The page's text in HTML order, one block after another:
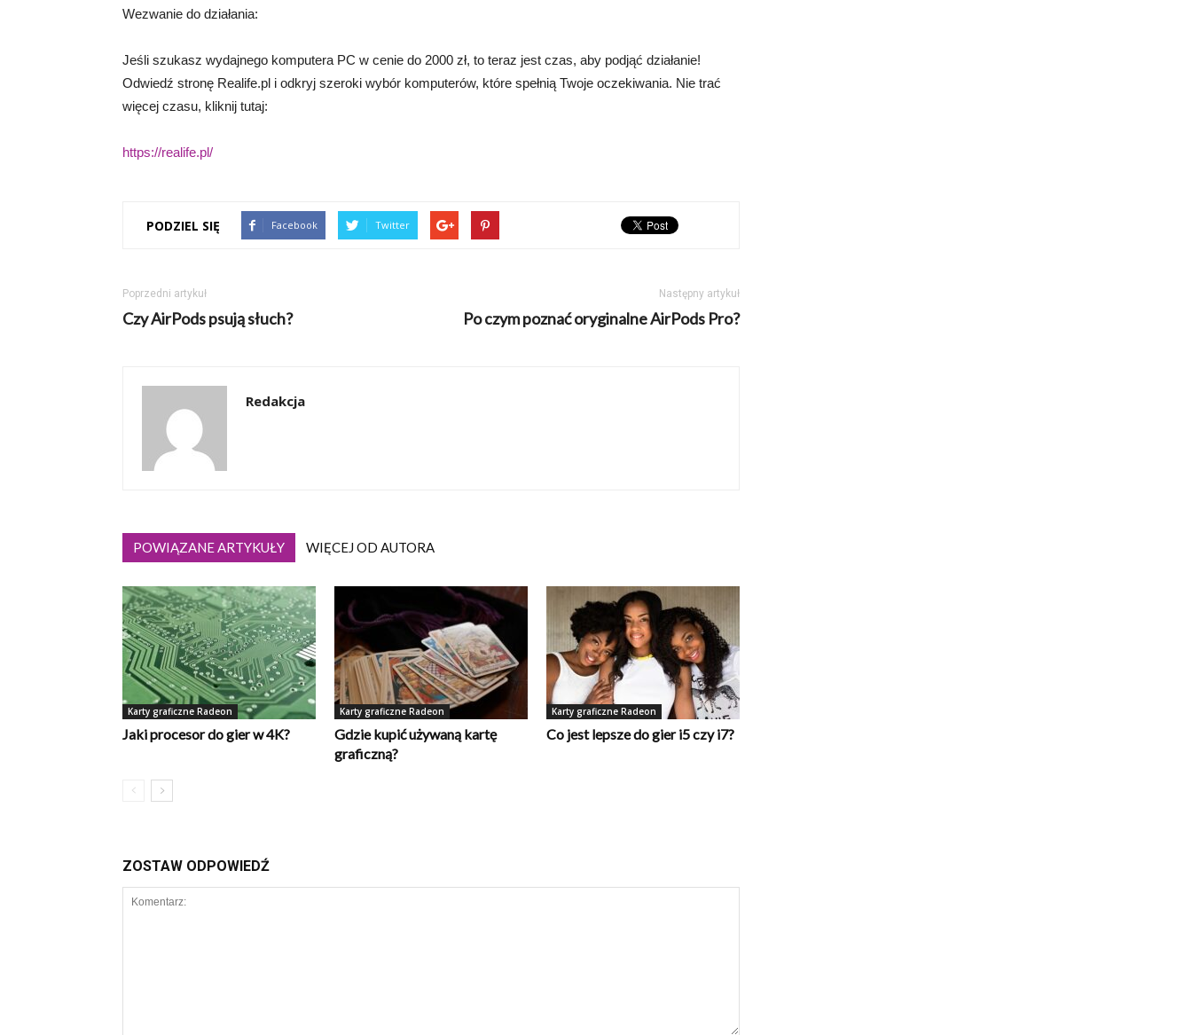
Wezwanie do działania:
Jeśli szukasz wydajnego komputera PC w cenie do 2000 zł, to teraz jest czas, aby podjąć działanie!
Odwiedź stronę Realife.pl i odkryj szeroki wybór komputerów, które spełnią Twoje oczekiwania. Nie trać
więcej czasu, kliknij tutaj:
https://realife.pl/
PODZIEL SIĘ Facebook Twitter
Poprzedni artykuł
Czy AirPods psują słuch?
Następny artykuł
Po czym poznać oryginalne AirPods Pro?
Redakcja
POWIĄZANE ARTYKUŁY WIĘCEJ OD AUTORA
Karty graficzne Radeon
Jaki procesor do gier w 4K?
Karty graficzne Radeon
Gdzie kupić używaną kartę
graficzną?
Karty graficzne Radeon
Co jest lepsze do gier i5 czy i7?
ZOSTAW ODPOWIEDŹ